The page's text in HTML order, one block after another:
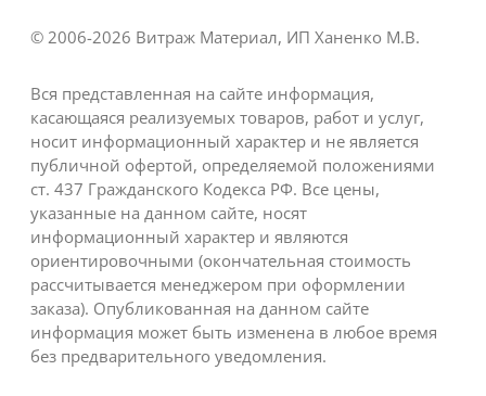
© 2006-2026 Витраж Материал, ИП Ханенко М.В.
Вся представленная на сайте информация,
касающаяся реализуемых товаров, работ и услуг,
носит информационный характер и не является
публичной офертой, определяемой положениями
ст. 437 Гражданского Кодекса РФ. Все цены,
указанные на данном сайте, носят
информационный характер и являются
ориентировочными (окончательная стоимость
рассчитывается менеджером при оформлении
заказа). Опубликованная на данном сайте
информация может быть изменена в любое время
без предварительного уведомления.